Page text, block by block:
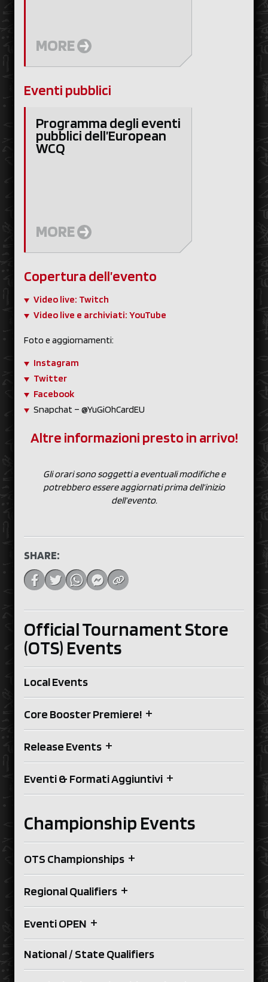
Official Tournament Store
(OTS) Events
Local Events
Core Booster Premiere! +
Release Events +
Eventi & Formati Aggiuntivi +
Championship Events
OTS Championships +
Regional Qualifiers +
Eventi OPEN +
National / State Qualifiers
MORE
Eventi pubblici
Programma degli eventi
pubblici dell’European
WCQ
MORE
Copertura dell’evento
Video live: Twitch
Video live e archiviati: YouTube
Foto e aggiornamenti:
Instagram
Twitter
Facebook
Snapchat – @YuGiOhCardEU
Altre informazioni presto in arrivo!
Gli orari sono soggetti a eventuali modifiche e
potrebbero essere aggiornati prima dell’inizio
dell’evento.
SHARE: